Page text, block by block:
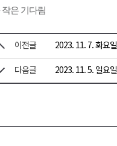
작은 기다림
이전글 2023. 11. 7. 화요일
다음글 2023. 11. 5. 일요일